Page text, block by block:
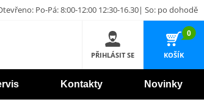
Po-Pá: 8:00-12:00 12:30-16.30| So: po dohodě
PŘIHLÁSIT SE
0
KOŠÍK
Kontakty Novinky